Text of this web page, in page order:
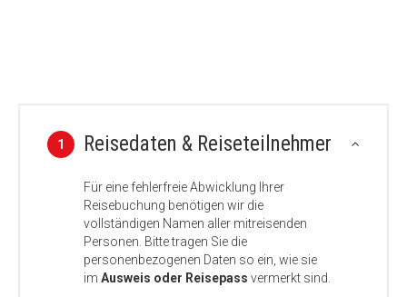
1 Reisedaten & Reiseteilnehmer
Für eine fehlerfreie Abwicklung Ihrer
Reisebuchung benötigen wir die
vollständigen Namen aller mitreisenden
Personen. Bitte tragen Sie die
personenbezogenen Daten so ein, wie sie
im Ausweis oder Reisepass vermerkt sind.